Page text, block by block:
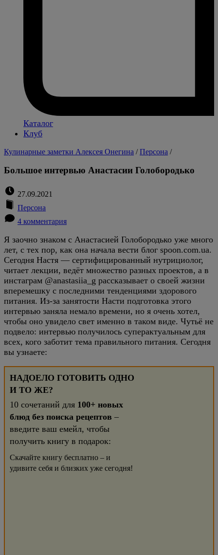
Каталог
Клуб
Кулинарные заметки Алексея Онегина /Персона /
Большое интервью Анастасии Голобородько
27.09.2021
Персона
4 комментария
Я заочно знаком с Анастасией Голобородько уже много
лет, с тех пор, как она начала вести блог spoon.com.ua.
Сегодня Настя — сертифицированный нутрициолог,
читает лекции, ведёт множество разных проектов, а в
инстаграм @anastasiia_g рассказывает о своей жизни
вперемешку с последними тенденциями здорового
питания. Из-за занятости Насти подготовка этого
интервью заняла немало времени, но я очень хотел,
чтобы оно увидело свет именно в таком виде. Чутьё не
подвело: интервью получилось суперактуальным для
всех, кого заботит тема правильного питания. Сегодня
вы узнаете:
НАДОЕЛО ГОТОВИТЬ ОДНО
И ТО ЖЕ?
10 сочетаний для 100+ новых
блюд без поиска рецептов –
введите ваш емейл, чтобы
получить книгу в подарок:
Скачайте книгу бесплатно – и
удивите себя и близких уже сегодня!